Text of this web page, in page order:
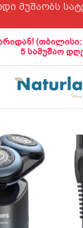
მუშაობს
(თბილისი:
5 სამუშაო